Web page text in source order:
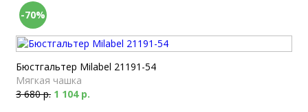
-70%
Бюстгальтер Milabel 21191-54
Мягкая чашка
3 680 р. 1 104 р.